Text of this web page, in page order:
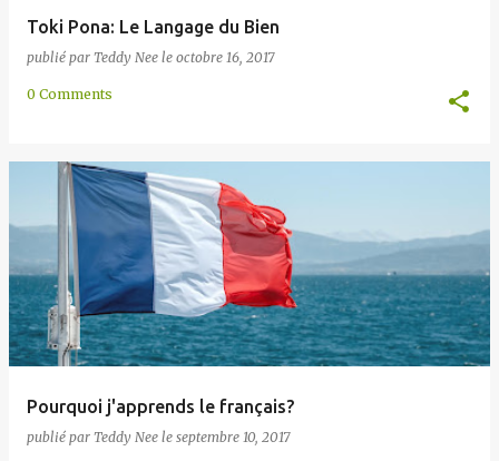
Toki Pona: Le Langage du Bien
publié par Teddy Nee le octobre 16, 2017
0 Comments
Pourquoi j'apprends le français?
publié par Teddy Nee le septembre 10, 2017